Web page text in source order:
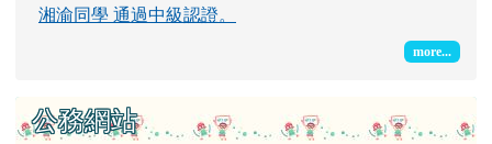
湘渝同學 通過中級認證。
more...
公務網站